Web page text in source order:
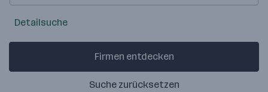
Detailsuche
Firmen entdecken
Suche zurücksetzen